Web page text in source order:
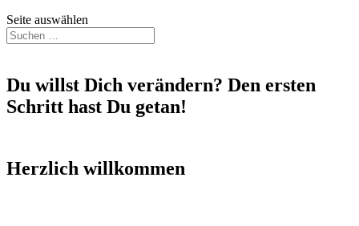
Seite auswählen
Du willst Dich verändern? Den ersten
Schritt hast Du getan!
Herzlich willkommen